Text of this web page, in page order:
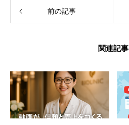
前の記事
関連記事